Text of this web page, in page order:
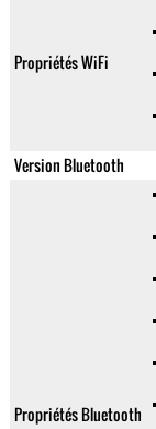
Propriétés WiFi
Version Bluetooth
Propriétés Bluetooth